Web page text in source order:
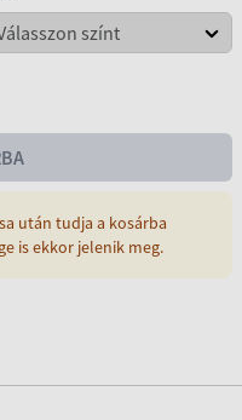
után tudja a kosárba
is ekkor jelenik meg.